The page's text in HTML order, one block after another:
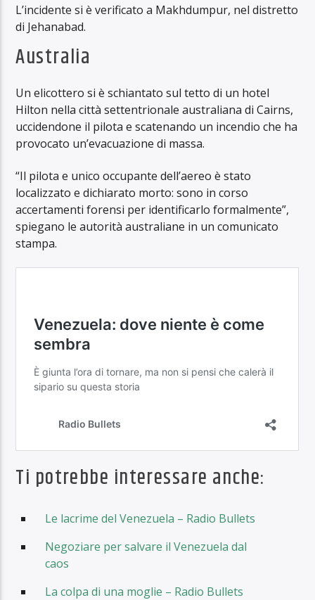
L’incidente si è verificato a Makhdumpur, nel distretto
di Jehanabad.
Australia
Un elicottero si è schiantato sul tetto di un hotel
Hilton nella città settentrionale australiana di Cairns,
uccidendone il pilota e scatenando un incendio che ha
provocato un’evacuazione di massa.
“Il pilota e unico occupante dell’aereo è stato
localizzato e dichiarato morto: sono in corso
accertamenti forensi per identificarlo formalmente”,
spiegano le autorità australiane in un comunicato
stampa.
Ti potrebbe interessare anche:
Le lacrime del Venezuela – Radio Bullets
Negoziare per salvare il Venezuela dal
caos
La colpa di una moglie – Radio Bullets